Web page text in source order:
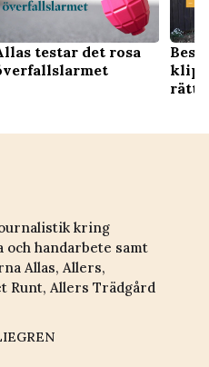
testar det rosa
rätt
kring
och handarbete samt
Allas, Allers,
Runt, Allers Trädgård